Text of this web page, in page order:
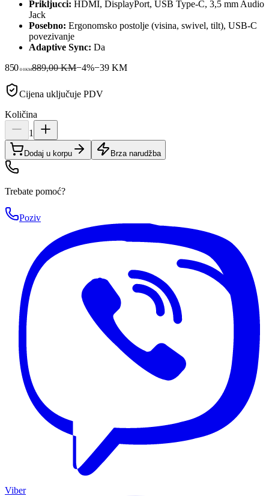
Prikljucci: HDMI, DisplayPort, USB Type-C, 3,5 mm Audio
Jack
Posebno: Ergonomsko postolje (visina, swivel, tilt), USB-C
povezivanje
Adaptive Sync: Da
850 00KM889,00 KM−4%−39 KM
Cijena uključuje PDV
Količina
1
Dodaj u korpu Brza narudžba
Trebate pomoć?
Poziv
Viber